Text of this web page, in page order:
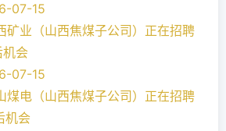
07-15
矿业（山西焦煤子公司）正在招聘
机会
07-15
煤电（山西焦煤子公司）正在招聘
机会